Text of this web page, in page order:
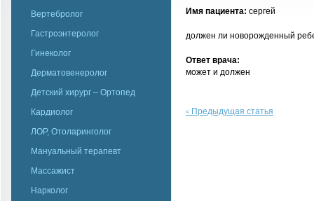
Вертебролог
Гастроэнтеролог
Гинеколог
Дерматовенеролог
Детский хирург – Ортопед
Кардиолог
ЛОР, Отоларинголог
Мануальный терапевт
Массажист
Нарколог
Имя пациента: сергей
должен ли новорожденный
Ответ врача:
может и должен
< Предыдущая статья